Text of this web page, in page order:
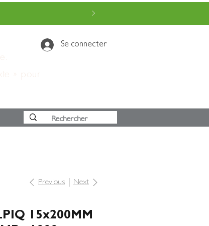
» pour
Se connecter
Previous Next
15x200MM